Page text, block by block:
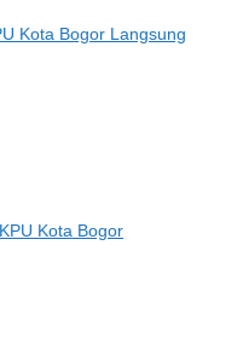
Kota Bogor Langsung
Kota Bogor